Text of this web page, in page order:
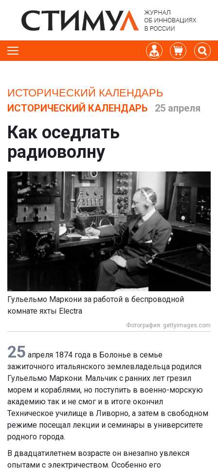
ИСТОРИЧЕСКИЙ КАЛЕНДАРЬ
ИСТОРИЧЕСКИЙ КАЛЕНДАРЬ 25 апреля
Как оседлать
радиоволну
Гульельмо Маркони за работой в беспроводной
комнате яхты Electra
Фотография: gettyimages.com
25 апреля 1874 года в Болонье в семье
зажиточного итальянского землевладельца родился
Гульельмо Маркони. Мальчик с ранних лет грезил
морем и кораблями, но поступить в военно-морскую
академию так и не смог и в итоге окончил
Техническое училище в Ливорно, а затем в свободном
режиме посещал лекции и семинары в университете
родного города.
В двадцатилетнем возрасте он внезапно увлекся
опытами с электричеством. Особенно его